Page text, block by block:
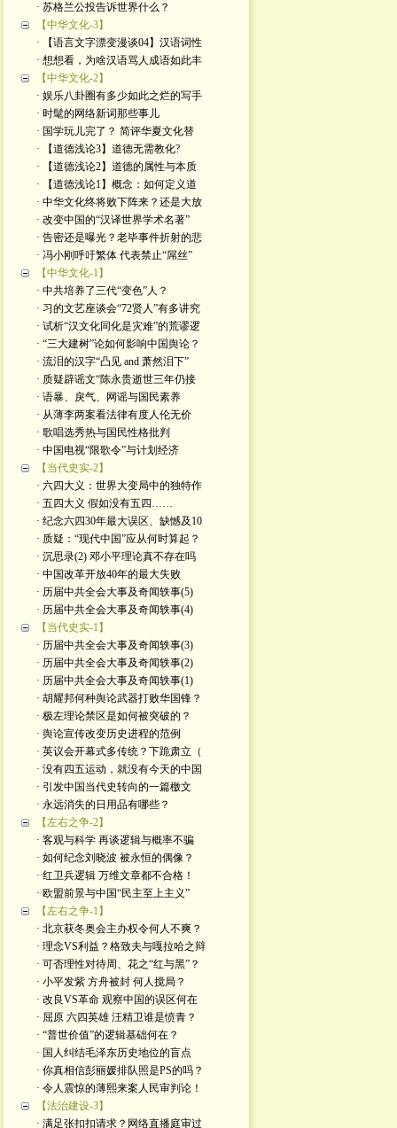
· 苏格兰公投告诉世界什么？
【中华文化-3】
· 【语言文字漂变漫谈04】汉语词性
· 想想看，为啥汉语骂人成语如此丰
【中华文化-2】
· 娱乐八卦圈有多少如此之烂的写手
· 时髦的网络新词那些事儿
· 国学玩儿完了？ 简评华夏文化替
· 【道德浅论3】道德无需教化?
· 【道德浅论2】道德的属性与本质
· 【道德浅论1】概念：如何定义道
· 中华文化终将败下阵来？还是大放
· 改变中国的“汉译世界学术名著”
· 告密还是曝光？老毕事件折射的悲
· 冯小刚呼吁繁体 代表禁止“屌丝”
【中华文化-1】
· 中共培养了三代“变色”人？
· 习的文艺座谈会“72贤人”有多讲究
· 试析“汉文化同化是灾难”的荒谬逻
· “三大建树”论如何影响中国舆论？
· 流泪的汉字“凸见 and 萧然泪下”
· 质疑辟谣文“陈永贵逝世三年仍接
· 语暴、戾气、网谣与国民素养
· 从薄李两案看法律有度人伦无价
· 歌唱选秀热与国民性格批判
· 中国电视“限歌令”与计划经济
【当代史实-2】
· 六四大义：世界大变局中的独特作
· 五四大义 假如没有五四……
· 纪念六四30年最大误区、缺憾及10
· 质疑：“现代中国”应从何时算起？
· 沉思录(2) 邓小平理论真不存在吗
· 中国改革开放40年的最大失败
· 历届中共全会大事及奇闻轶事(5)
· 历届中共全会大事及奇闻轶事(4)
【当代史实-1】
· 历届中共全会大事及奇闻轶事(3)
· 历届中共全会大事及奇闻轶事(2)
· 历届中共全会大事及奇闻轶事(1)
· 胡耀邦何种舆论武器打败华国锋？
· 极左理论禁区是如何被突破的？
· 舆论宣传改变历史进程的范例
· 英议会开幕式多传统？下跪肃立（
· 没有四五运动，就没有今天的中国
· 引发中国当代史转向的一篇檄文
· 永远消失的日用品有哪些？
【左右之争-2】
· 客观与科学 再谈逻辑与概率不骗
· 如何纪念刘晓波 被永恒的偶像？
· 红卫兵逻辑 万维文章都不合格！
· 欧盟前景与中国“民主至上主义”
【左右之争-1】
· 北京获冬奥会主办权令何人不爽？
· 理念VS利益？格致夫与嘎拉哈之辩
· 可否理性对待周、花之“红与黑”？
· 小平发紫 方舟被封 何人搅局？
· 改良VS革命 观察中国的误区何在
· 屈原 六四英雄 汪精卫谁是愤青？
· “普世价值”的逻辑基础何在？
· 国人纠结毛泽东历史地位的盲点
· 你真相信彭丽媛排队照是PS的吗？
· 令人震惊的薄熙来案人民审判论！
【法治建设-3】
· 满足张扣扣请求？网络直播庭审过